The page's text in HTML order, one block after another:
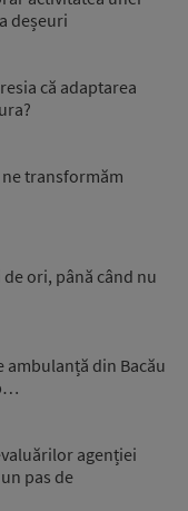
deșeuri
că adaptarea
transformăm
de ori, până când nu
ambulanță din Bacău
agenției
pas de